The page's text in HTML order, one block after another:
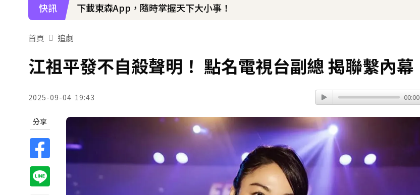
快訊 下載東森App，隨時掌握天下大小事！
首頁 追劇
江祖平發不自殺聲明！ 點名電視台副總 揭聯繫內幕
2025-09-04 19:43 00:00
分享